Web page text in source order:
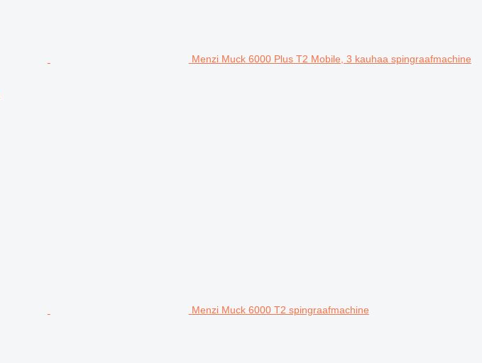
Menzi Muck 6000 Plus T2 Mobile, 3 kauhaa spingraafmachine
Menzi Muck 6000 T2 spingraafmachine